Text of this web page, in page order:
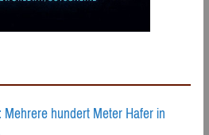
Mehrere hundert Meter Hafer in